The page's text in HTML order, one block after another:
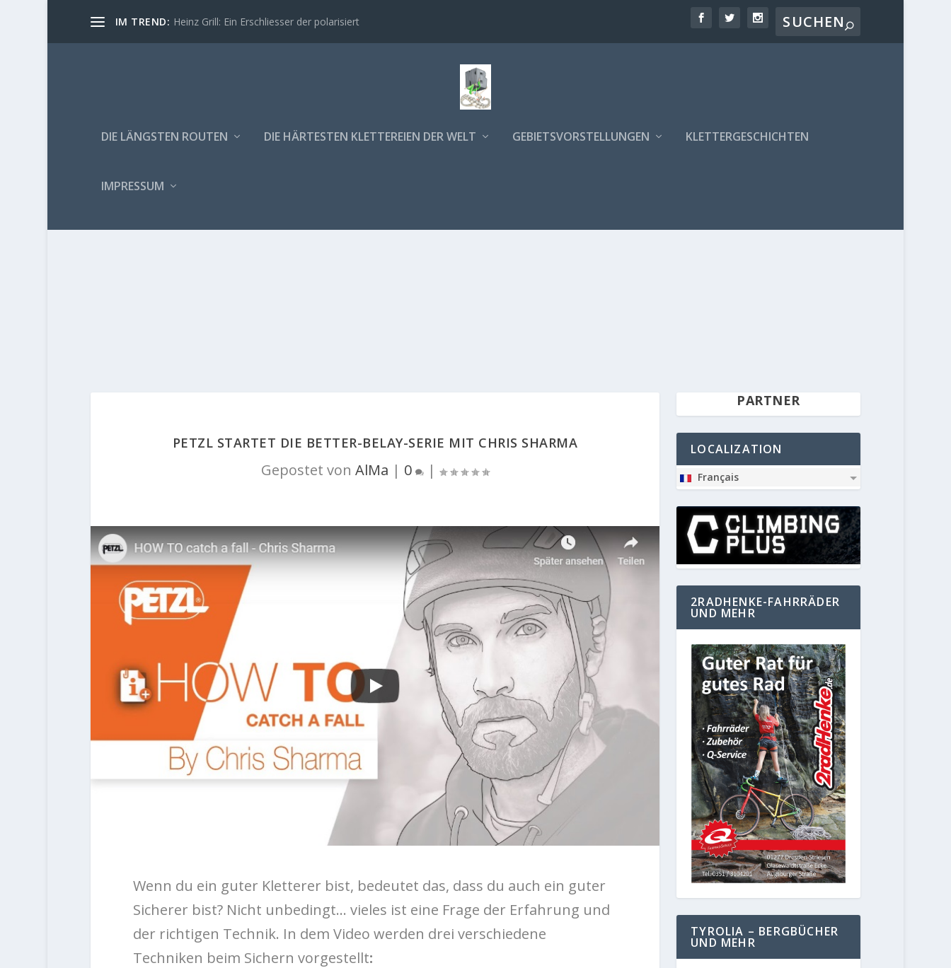
IM TREND: Heinz Grill: Ein Erschliesser der polarisiert
DIE LÄNGSTEN ROUTEN DIE HÄRTESTEN KLETTEREIEN DER WELT GEBIETSVORSTELLUNGEN KLETTERGESCHICHTEN
IMPRESSUM
PETZL STARTET DIE BETTER-BELAY-SERIE MIT CHRIS SHARMA
Gepostet von AlMa | 0 |
Wenn du ein guter Kletterer bist, bedeutet das, dass du auch ein guter
Sicherer bist? Nicht unbedingt… vieles ist eine Frage der Erfahrung und
der richtigen Technik. In dem Video werden drei verschiedene
Techniken beim Sichern vorgestellt:
PARTNER
LOCALIZATION
Français
2RADHENKE-FAHRRÄDER
UND MEHR
TYROLIA – BERGBÜCHER
UND MEHR